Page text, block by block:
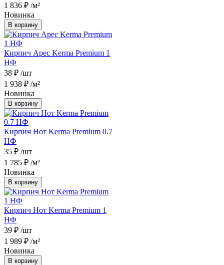
1 836 ₽ /м²
Новинка
В корзину
Кирпич Арес Kerma Premium 1
НФ
38 ₽ /шт
1 938 ₽ /м²
Новинка
В корзину
Кирпич Нот Kerma Premium 0.7
НФ
35 ₽ /шт
1 785 ₽ /м²
Новинка
В корзину
Кирпич Нот Kerma Premium 1
НФ
39 ₽ /шт
1 989 ₽ /м²
Новинка
В корзину